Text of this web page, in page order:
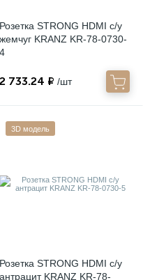
Розетка STRONG HDMI с/у
жемчуг KRANZ KR-78-0730-
4
2 733.24 ₽ /шт
3D модель
Розетка STRONG HDMI с/у
антрацит KRANZ KR-78-